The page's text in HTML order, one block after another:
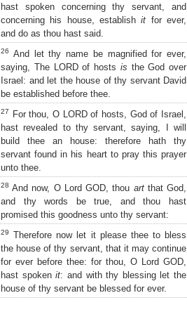
hast spoken concerning thy servant, and
concerning his house, establishit for ever,
and do as thou hast said.
26
And let thy name be magnified for ever,
saying, The LORD of hosts is the God over
Israel: and let the house of thy servant David
be established before thee.
27
For thou, O LORD of hosts, God of Israel,
hast revealed to thy servant, saying, I will
build thee an house: therefore hath thy
servant found in his heart to pray this prayer
unto thee.
28 And now, O Lord GOD, thou artthat God,
and thy words be true, and thou hast
promised this goodness unto thy servant:
29
Therefore now let it please thee to bless
the house of thy servant, that it may continue
for ever before thee: for thou, O Lord GOD,
hast spokenit: and with thy blessing let the
house of thy servant be blessed for ever.